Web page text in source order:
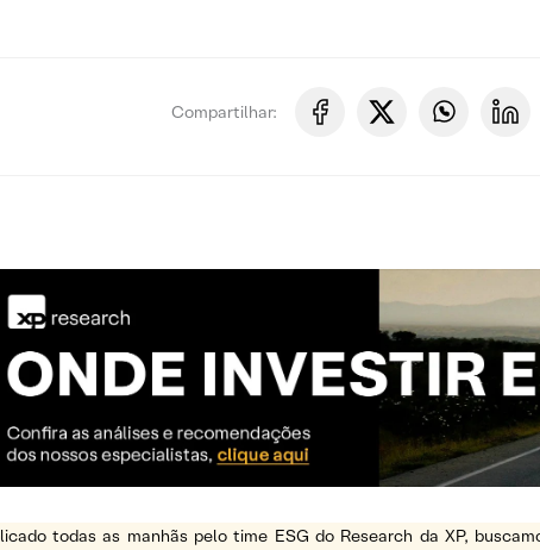
Compartilhar:
todas as manhãs pelo time ESG do Research da XP,